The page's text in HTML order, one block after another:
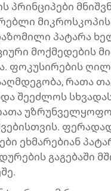
პრინციპები
პატარა
მოქმედების
ფოკუსირების
რათა
შეეძლოს
ეხმარებიან
გაგებაში